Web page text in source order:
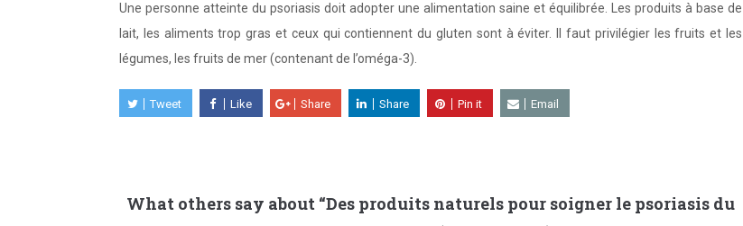
Une personne atteinte du psoriasis doit adopter une alimentation saine et équilibrée. Les produits à base de
lait, les aliments trop gras et ceux qui contiennent du gluten sont à éviter. Il faut privilégier les fruits et les
légumes, les fruits de mer (contenant de l’oméga-3).
Tweet Like Share Share Pin it Email
What others say about “Des produits naturels pour soigner le psoriasis du